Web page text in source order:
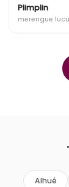
Plimplin
merengue
Alhué